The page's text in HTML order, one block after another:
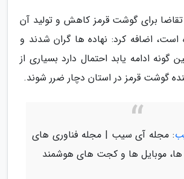
تقاضا برای گوشت قرمز کاهش و تولید آن
است، اضافه کرد: نهاده ها گران شدند و
گونه ادامه یابد احتمال دارد بسیاری از
گوشت قرمز در استان دچار ضرر شوند.
: مجله آی سیب | مجله فناوری های
ها، موبایل ها و کجت های هوشمند